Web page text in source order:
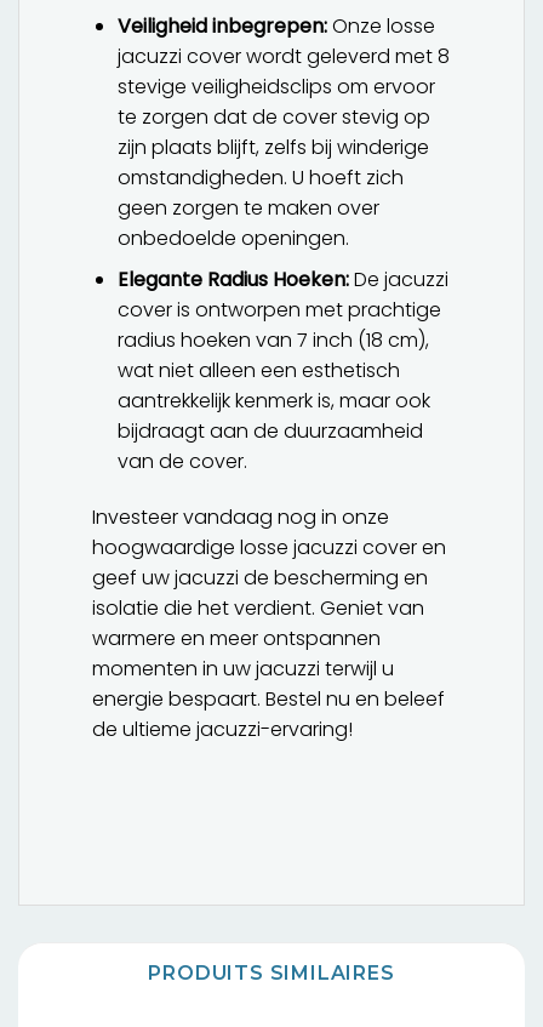
Veiligheid inbegrepen:Onze losse
jacuzzi cover wordt geleverd met 8
stevige veiligheidsclips om ervoor
te zorgen dat de cover stevig op
zijn plaats blijft, zelfs bij winderige
omstandigheden. U hoeft zich
geen zorgen te maken over
onbedoelde openingen.
Elegante Radius Hoeken:De jacuzzi
cover is ontworpen met prachtige
radius hoeken van 7 inch (18 cm),
wat niet alleen een esthetisch
aantrekkelijk kenmerk is, maar ook
bijdraagt aan de duurzaamheid
van de cover.
Investeer vandaag nog in onze
hoogwaardige losse jacuzzi cover en
geef uw jacuzzi de bescherming en
isolatie die het verdient. Geniet van
warmere en meer ontspannen
momenten in uw jacuzzi terwijl u
energie bespaart. Bestel nu en beleef
de ultieme jacuzzi-ervaring!
PRODUITS SIMILAIRES